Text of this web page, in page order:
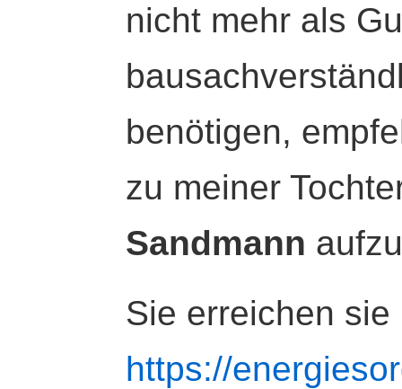
nicht mehr als
benötigen,
zu meiner
Sandmann
Sie erreichen sie
https://